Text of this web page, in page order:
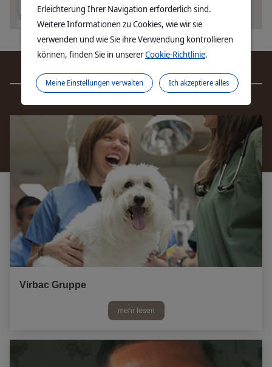
ERFAHREN SIE MEHR ÜBER
VIRBAC
mehr lesen
Virbac Gruppe
Erleichterung Ihrer Navigation erforderlich sind.
Weitere Informationen zu Cookies, wie wir sie
verwenden und wie Sie ihre Verwendung kontrollieren
können, finden Sie in unsererCookie-Richtlinie.
Ich akzeptiere alles
Meine Einstellungen verwalten